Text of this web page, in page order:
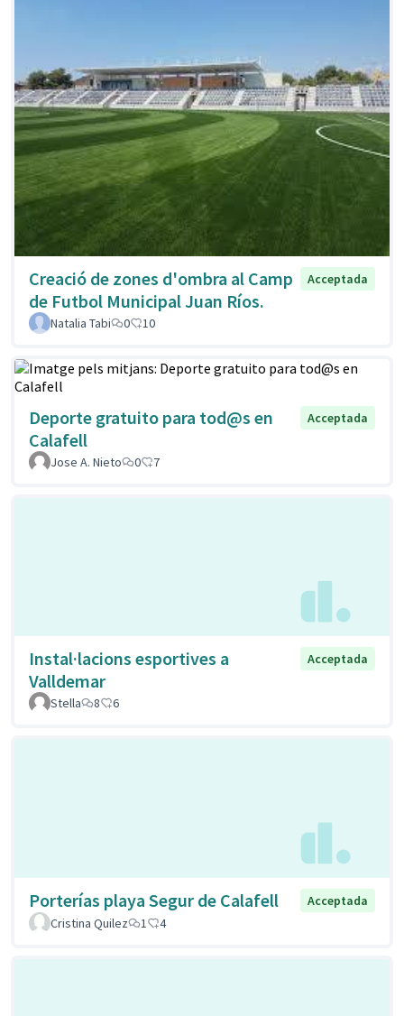
Creació de zones d'ombra al Camp
de Futbol Municipal Juan Ríos.
Acceptada
Natalia Tabi 0 10
Deporte gratuito para tod@s en
Calafell
Acceptada
Jose A. Nieto 0 7
Instal·lacions esportives a
Valldemar
Acceptada
Stella 8 6
Porterías playa Segur de Calafell
Acceptada
Cristina Quilez
1 4